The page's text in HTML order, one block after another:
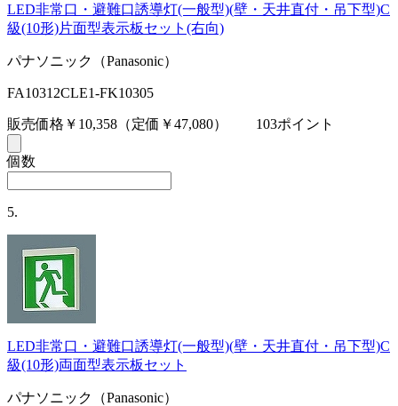
LED非常口・避難口誘導灯(一般型)(壁・天井直付・吊下型)C
級(10形)片面型表示板セット(右向)
パナソニック（Panasonic）
FA10312CLE1-FK10305
販売価格￥10,358 （定価￥47,080） 103ポイント
個数
5.
LED非常口・避難口誘導灯(一般型)(壁・天井直付・吊下型)C
級(10形)両面型表示板セット
パナソニック（Panasonic）